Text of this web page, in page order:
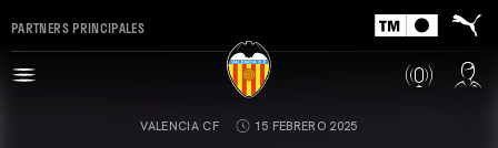
PARTNERS PRINCIPALES
VALENCIA CF 15 FEBRERO 2025